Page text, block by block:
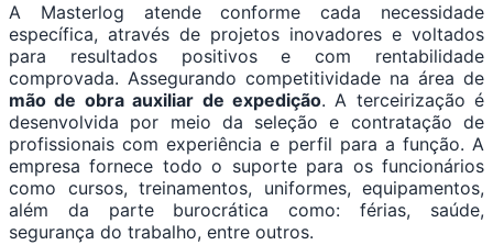
A Masterlog atende conforme cada necessidade
específica, através de projetos inovadores e voltados
para resultados positivos e com rentabilidade
comprovada. Assegurando competitividade na área de
mão de obra auxiliar de expedição. A terceirização é
desenvolvida por meio da seleção e contratação de
profissionais com experiência e perfil para a função. A
empresa fornece todo o suporte para os funcionários
como cursos, treinamentos, uniformes, equipamentos,
além da parte burocrática como: férias, saúde,
segurança do trabalho, entre outros.